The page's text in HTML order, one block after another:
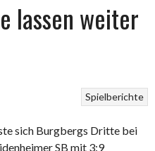
lassen weiter
Spielberichte
sich Burgbergs Dritte bei
SB mit 3:9